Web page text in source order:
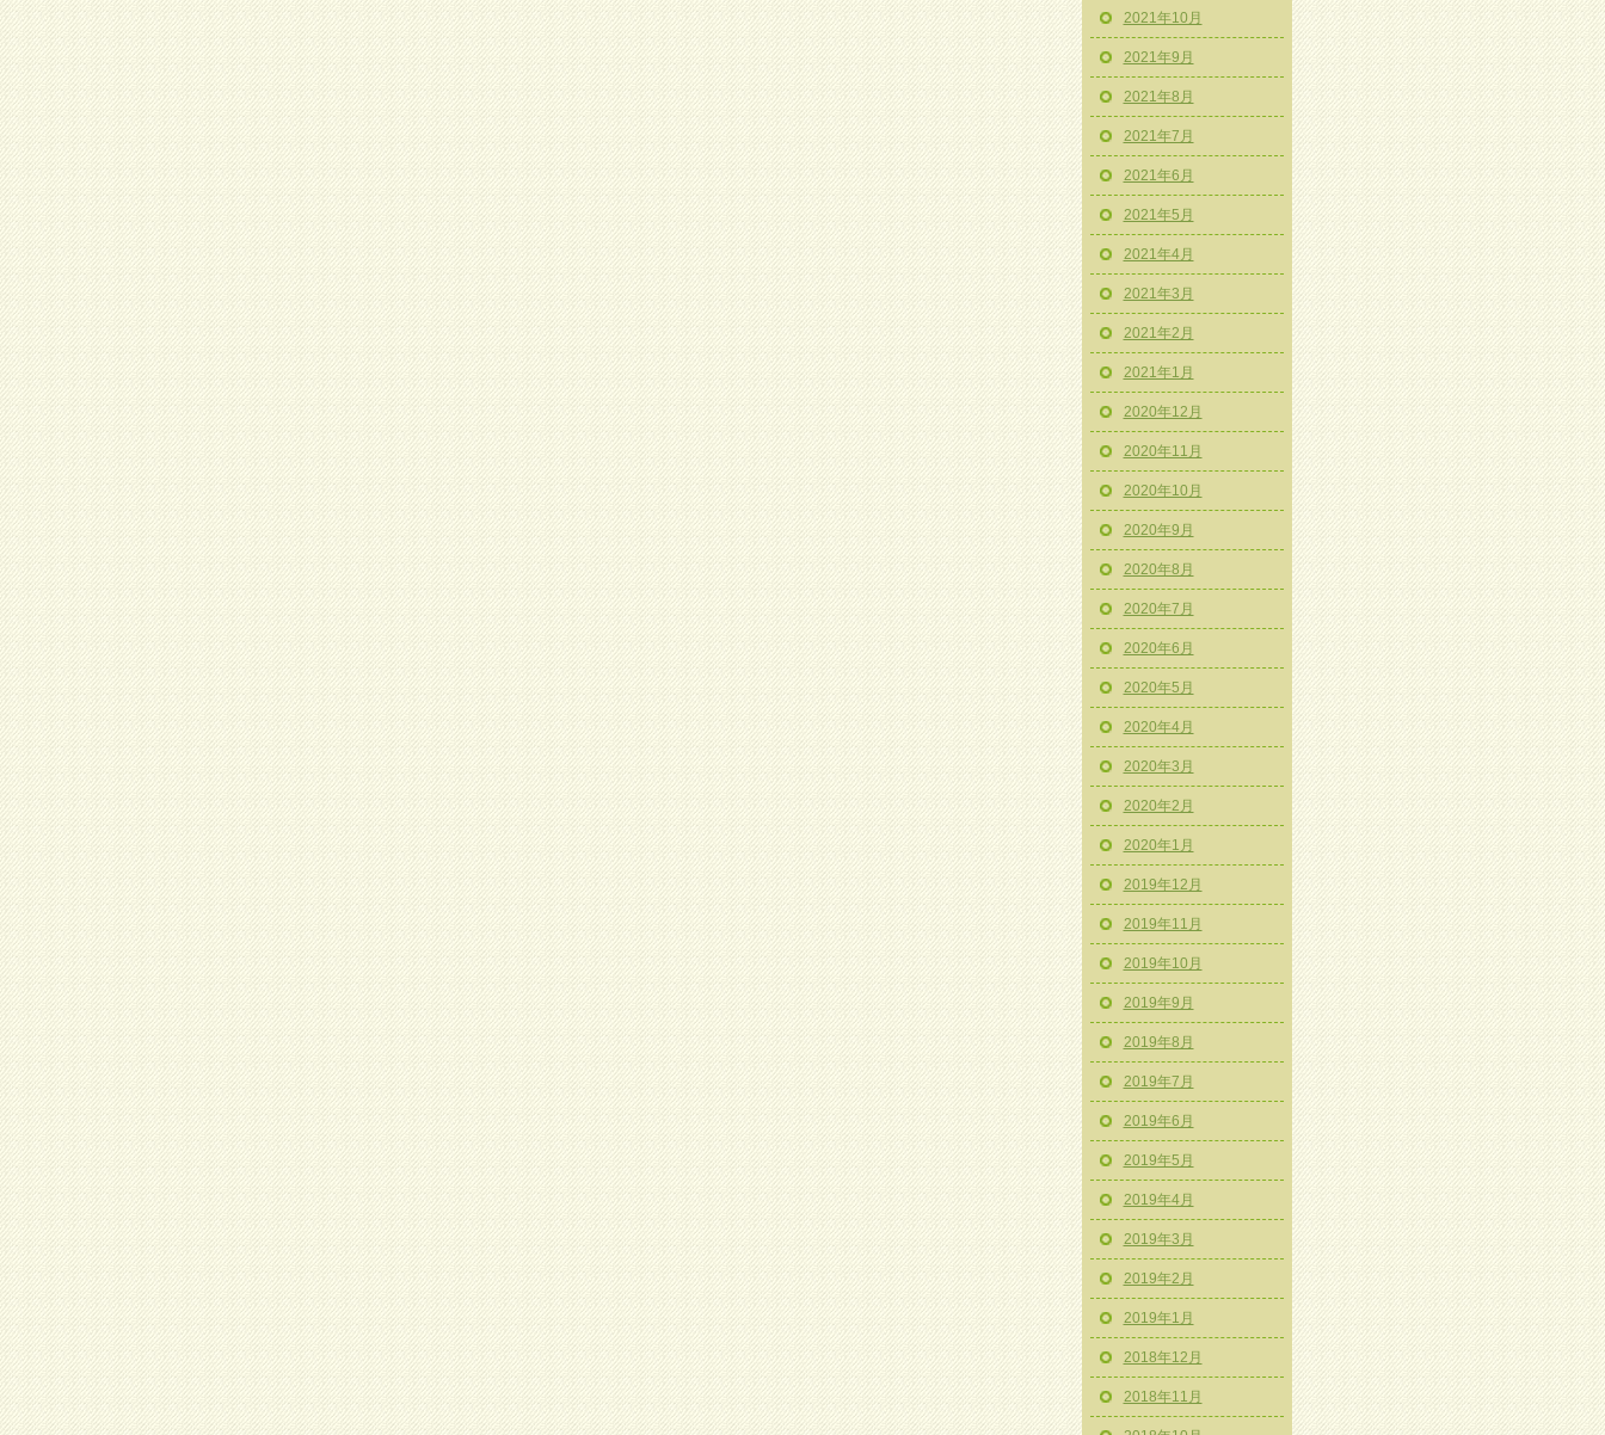
2021年10月
2021年9月
2021年8月
2021年7月
2021年6月
2021年5月
2021年4月
2021年3月
2021年2月
2021年1月
2020年12月
2020年11月
2020年10月
2020年9月
2020年8月
2020年7月
2020年6月
2020年5月
2020年4月
2020年3月
2020年2月
2020年1月
2019年12月
2019年11月
2019年10月
2019年9月
2019年8月
2019年7月
2019年6月
2019年5月
2019年4月
2019年3月
2019年2月
2019年1月
2018年12月
2018年11月